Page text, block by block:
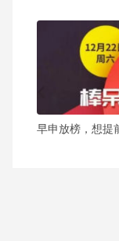
早申放榜，想提